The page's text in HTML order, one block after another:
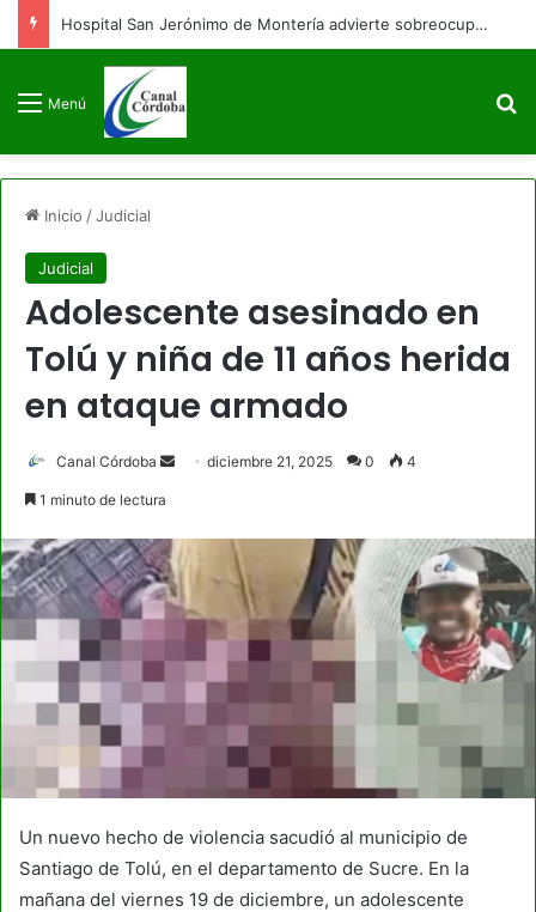
Hospital San Jerónimo de Montería advierte sobreocupación y afectación en sus servicios
Menú
Inicio /Judicial
Judicial
Adolescente asesinado en
Tolú y niña de 11 años herida
en ataque armado
Canal Córdoba
Senddiciembre 21, 2025 0 4
1 minuto de lectura
Un nuevo hecho de violencia sacudió al municipio de
Santiago de Tolú, en el departamento de Sucre. En la
mañana del viernes 19 de diciembre, un adolescente